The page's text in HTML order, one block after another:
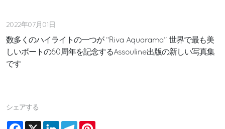
2022年07月01日
数多くのハイライトの一つが “Riva Aquarama” 世界で最も美
しいボートの60周年を記念するAssouline出版の新しい写真集
です
シェアする
Facebook
X LinkedInTelegram